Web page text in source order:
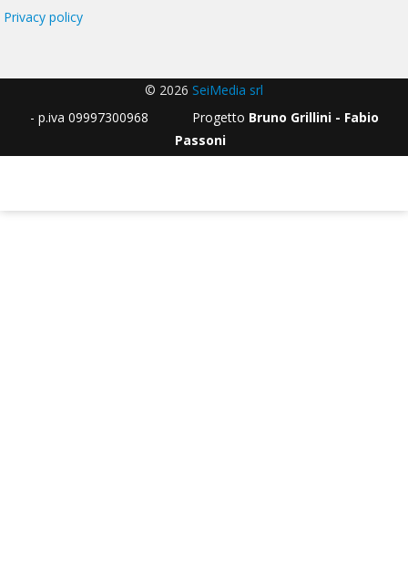
Privacy policy
© 2026 SeiMedia srl
- p.iva 09997300968 Progetto Bruno Grillini - Fabio
Passoni